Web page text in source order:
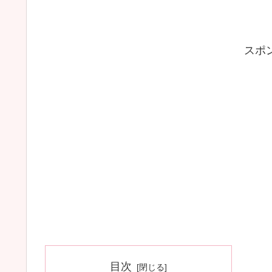
スポ
目次